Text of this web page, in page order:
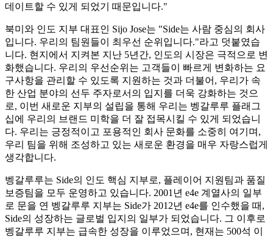
데이트할 수 있게 되었기 때문입니다."
북미와 인도 지부 대표인 Sijo Jose는 "Side는 사람 중심의 회사
입니다. 우리의 팀원들이 최우선 순위입니다."라고 덧붙였습
니다. 현지에서 지켜본 지난 5년간, 인도의 시장은 극적으로 변
화했습니다. 우리의 우선순위는 고객들이 빠르게 변화하는 요
구사항을 관리할 수 있도록 지원하는 것과 더불어, 우리가 속
한 산업 분야의 선두 주자로서의 입지를 더욱 강화하는 것으
로, 이번 새로운 지부의 설립을 통해 우리는 벵갈루루 플래그
십에 우리의 브랜드 미학을 더 잘 접목시킬 수 있게 되었습니
다. 우리는 긍정적이고 포용적인 회사 문화를 소중히 여기며,
우리 팀을 위해 조성하고 있는 새로운 환경을 매우 자랑스럽게
생각합니다.
벵갈루루는 Side의 인도 핵심 지부로, 플레이어 지원팀과 품질
보증팀을 모두 운영하고 있습니다. 2001년 e4e 계열사의 일부
로 문을 연 벵갈루루 지부는 Side가 2012년 e4e를 인수했을 때,
Side의 성장하는 글로벌 입지의 일부가 되었습니다. 그 이후로
벵갈루루 지부는 급속한 성장을 이루었으며, 현재는 500석 이